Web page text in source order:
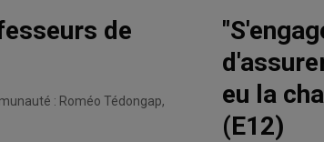
de
: Roméo Tédongap,
eu la
(E12)